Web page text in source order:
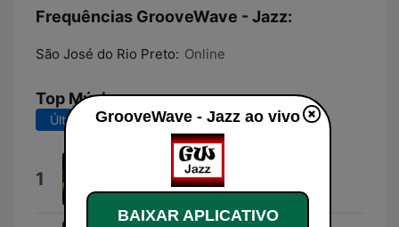
Frequências GrooveWave - Jazz:
São José do Rio Preto: Online
Top Músicas
Últimos 7 dias Últimos 30 dias
1 In the Hidden Garden
Four80East
GrooveWave - Jazz ao vivo
BAIXAR APLICATIVO